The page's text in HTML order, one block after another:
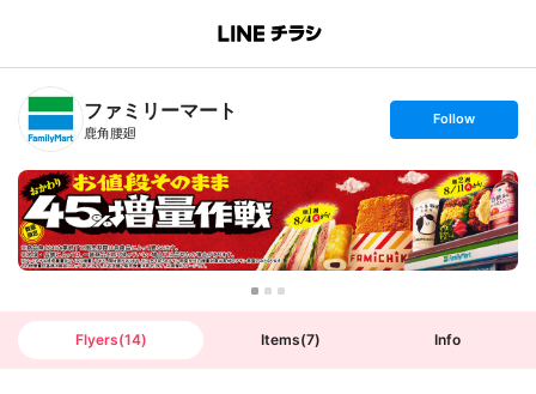
B
n
T
ファミリーマート
鹿角腰廻
s
t
o
l
l
o
w
Follow
Flyers(14) Items(7) Info